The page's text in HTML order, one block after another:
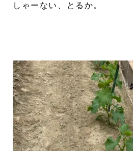
しゃーない、とるか。